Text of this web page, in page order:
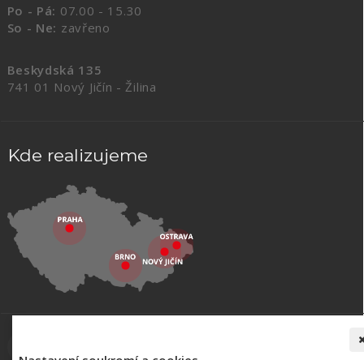
Po - Pá: 07.00 - 15.30
So - Ne: zavřeno
Beskydská 135
741 01 Nový Jičín - Žilina
Kde realizujeme